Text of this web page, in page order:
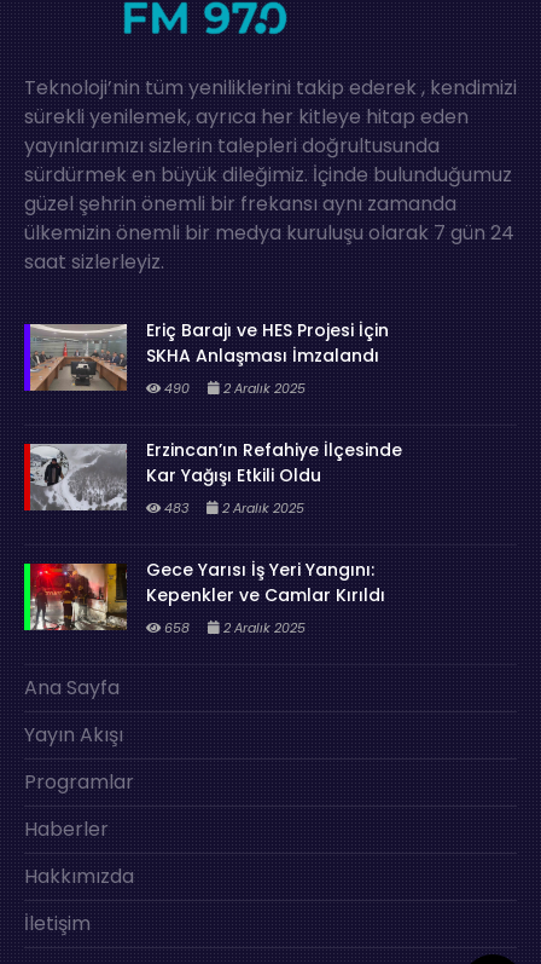
Teknoloji’nin tüm yeniliklerini takip ederek , kendimizi
sürekli yenilemek, ayrıca her kitleye hitap eden
yayınlarımızı sizlerin talepleri doğrultusunda
sürdürmek en büyük dileğimiz. İçinde bulunduğumuz
güzel şehrin önemli bir frekansı aynı zamanda
ülkemizin önemli bir medya kuruluşu olarak 7 gün 24
saat sizlerleyiz.
Eriç Barajı ve HES Projesi İçin
SKHA Anlaşması İmzalandı
490 2 Aralık 2025
Erzincan’ın Refahiye İlçesinde
Kar Yağışı Etkili Oldu
483 2 Aralık 2025
Gece Yarısı İş Yeri Yangını:
Kepenkler ve Camlar Kırıldı
658 2 Aralık 2025
Ana Sayfa
Yayın Akışı
Programlar
Haberler
Hakkımızda
İletişim